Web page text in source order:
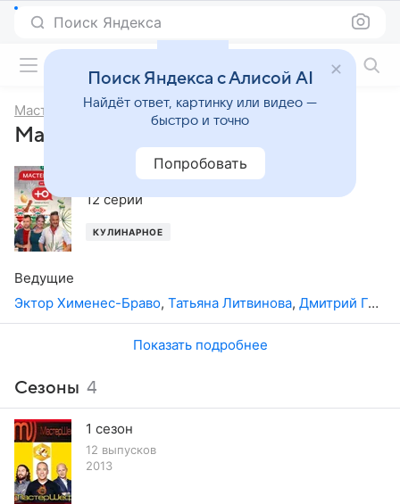
Поиск Яндекса
МастерШеф
МастерШеф, 4-й сезон
Украина
12 серий
КУЛИНАРНОЕ
Ведущие
Эктор Хименес-Браво, Татьяна Литвинова, Дмитрий Горовенко
Показать подробнее
Сезоны 4
1 сезон
12 выпусков
2013
Поиск Яндекса с Алисой AI
Найдёт ответ, картинку или видео —
быстро и точно
Попробовать